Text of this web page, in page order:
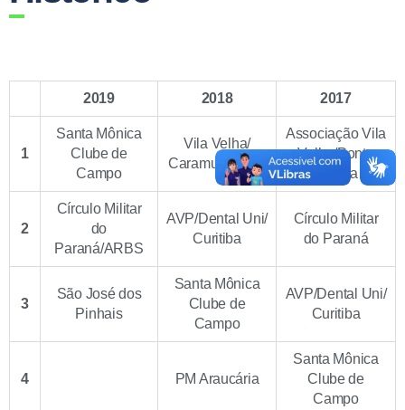
2019 2018 2017
1
Santa Mônica
Clube de
Campo
Vila Velha/
Caramuru Vôlei
Associação Vila
Velha/Ponta
Grossa
2
Círculo Militar
do
Paraná/ARBS
AVP/Dental Uni/
Curitiba
Círculo Militar
do Paraná
3
São José dos
Pinhais
Santa Mônica
Clube de
Campo
AVP/Dental Uni/
Curitiba
4 PM Araucária
Santa Mônica
Clube de
Campo